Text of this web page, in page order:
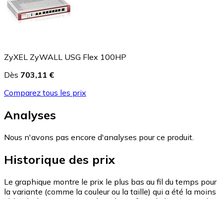
ZyXEL ZyWALL USG Flex 100HP
Dès 703,11 €
Comparez tous les prix
Analyses
Nous n'avons pas encore d'analyses pour ce produit.
Historique des prix
Le graphique montre le prix le plus bas au fil du temps pour
la variante (comme la couleur ou la taille) qui a été la moins